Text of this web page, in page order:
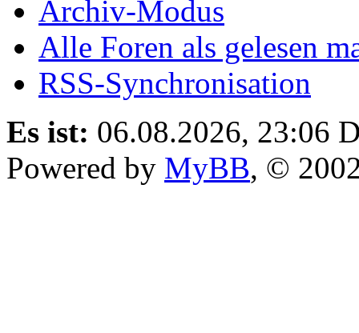
Archiv-Modus
Alle Foren als gelesen
RSS-Synchronisation
Es ist: 06.08.2026, 23:06
Powered by MyBB, ©